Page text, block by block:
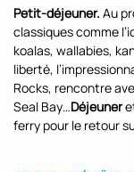
Petit-déjeuner. Au
classiques comme
koalas, wallabies,
liberté,
Rocks, rencontre
Seal Bay…Déjeuner
ferry pour le retour